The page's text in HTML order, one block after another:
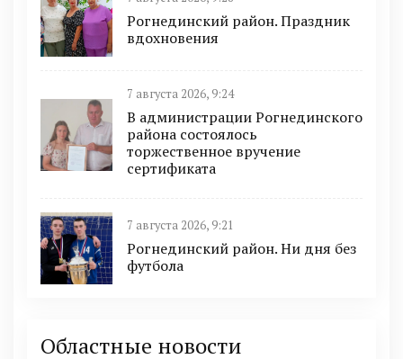
Рогнединский район. Праздник
вдохновения
7 августа 2026, 9:24
В администрации Рогнединского
района состоялось
торжественное вручение
сертификата
7 августа 2026, 9:21
Рогнединский район. Ни дня без
футбола
Областные новости